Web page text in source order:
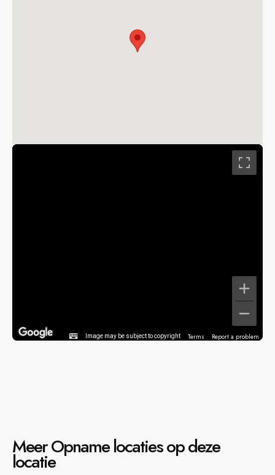
Image may be subject to copyright Terms Report a problem
Meer Opname locaties op deze
locatie